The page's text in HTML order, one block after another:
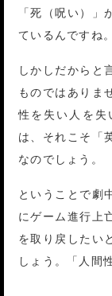
「死（呪い）
ているんですね。
しかしだからと
ものではありま
性を失い人を失
は、それこそ「
なのでしょう。
ということで劇
にゲーム進行上
を取り戻したい
しょう。「人間